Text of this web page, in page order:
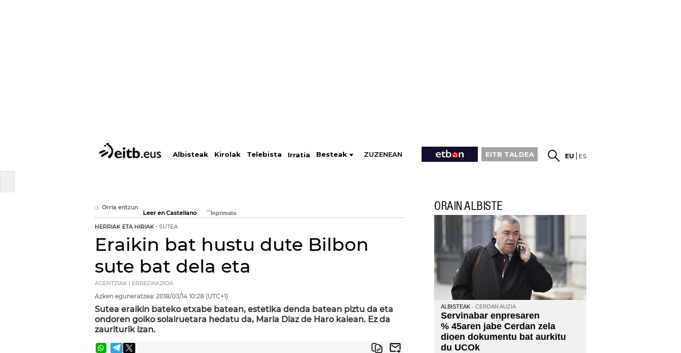
Albisteak Kirolak Telebista Irratia Besteak ZUZENEAN EITB TALDEA EU ES
Orria entzun
Leer en Castellano
HERRIAK ETA HIRIAK SUTEA
Eraikin bat hustu dute Bilbon
sute bat dela eta
AGENTZIAK | ERREDAKZIOA
Azken eguneratzea: 2018/03/14 10:28 (UTC+1)
Sutea eraikin bateko etxabe batean, estetika denda batean piztu da eta
ondoren goiko solairuetara hedatu da, Maria Diaz de Haro kalean. Ez da
zauriturik izan.
ORAIN ALBISTE
ALBISTEAK CERDAN AUZIA
Servinabar enpresaren
% 45aren jabe Cerdan zela
dioen dokumentu bat aurkitu
du UCOk